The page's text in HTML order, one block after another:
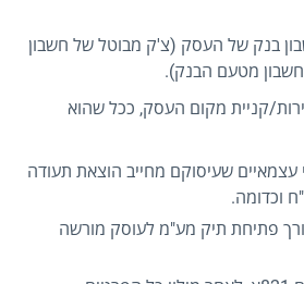
בנק של העסק (צ'ק מבוטל של חשבון
מטעם הבנק).
קניית מקום העסק, ככל שהוא
עצמאיים שעיסוקם מחייב הוצאת תעודה
וכדומה.
פתיחת תיק מע"מ לעוסק מורשה